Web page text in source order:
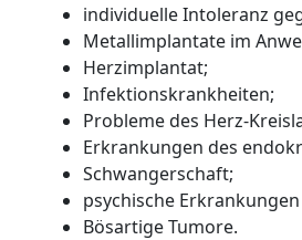
individuelle Intoleranz
Metallimplantate im
Herzimplantat;
Infektionskrankheiten;
Probleme des Herz-
Erkrankungen des
Schwangerschaft;
psychische
Bösartige Tumore.